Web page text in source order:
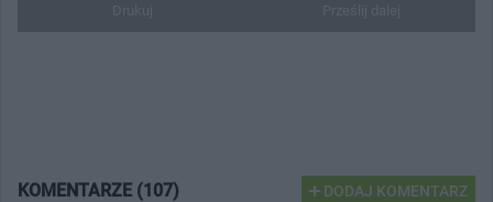
KOMENTARZE (107) DODAJ KOMENTARZ